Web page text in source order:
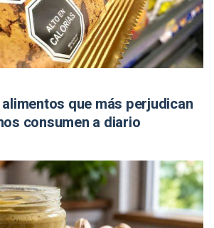
que más perjudican
consumen a diario